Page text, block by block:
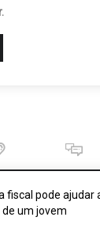
fiscal pode
um jovem